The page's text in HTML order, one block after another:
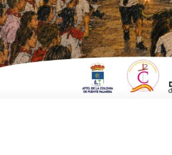
Juan Gabriel García y Francisco Javier Ruiz
vamos asumiendo la responsabilidad de ir
para cumplir cada uno y cada colectivo con
vivimos y convivimos».
de respetarnos los unos a los otros lucha por
afirmó que
espíritu de servicio a los demás
resto de la sociedad. Para ello, tenemos que
y el enfermizo egocentrismo que todos tenemos».
sociales y organismos públicos para llegar a un